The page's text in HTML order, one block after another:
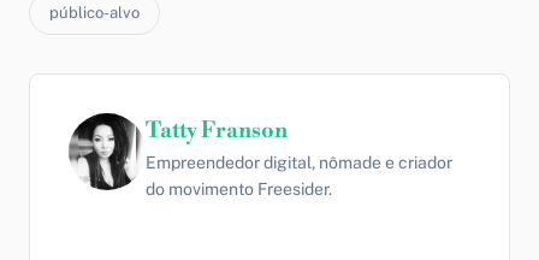
público-alvo
Tatty Franson
Empreendedor digital, nômade e criador
do movimento Freesider.